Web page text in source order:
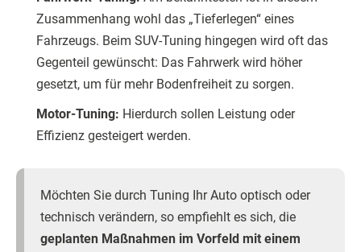
Zusammenhang wohl das „Tieferlegen“ eines
Fahrzeugs. Beim SUV-Tuning hingegen wird oft das
Gegenteil gewünscht: Das Fahrwerk wird höher
gesetzt, um für mehr Bodenfreiheit zu sorgen.
Motor-Tuning: Hierdurch sollen Leistung oder
Effizienz gesteigert werden.
Möchten Sie durch Tuning Ihr Auto optisch oder
technisch verändern, so empfiehlt es sich, die
geplanten Maßnahmen im Vorfeld mit einem